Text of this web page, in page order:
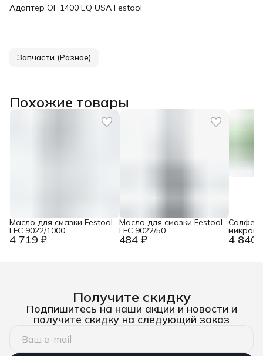
Адаптер OF 1400 EQ USA Festool
Запчасти (Разное)
Похожие товары
4 719 ₽
Масло для смазки Festool
LFC 9022/1000
484 ₽
Масло для смазки Festool
LFC 9022/50
4 840
MPA-
Получите скидку
Подпишитесь на наши акции и новости и
получите скидку на следующий заказ